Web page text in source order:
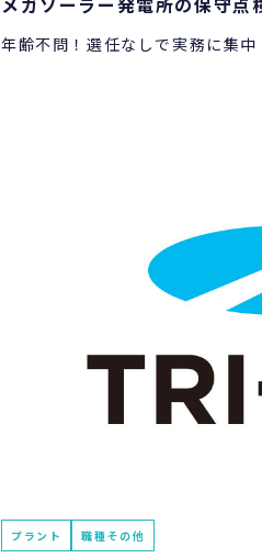
年齢不問！選任なしで実務に集中
プラント 職種その他